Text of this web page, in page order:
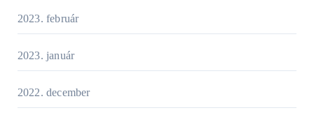
2023. február
2023. január
2022. december